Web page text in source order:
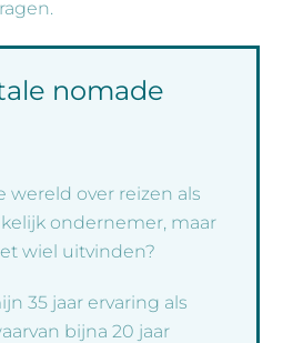
nomade
wereld over reizen als
ondernemer, maar
wiel uitvinden?
35 jaar ervaring als
bijna 20 jaar